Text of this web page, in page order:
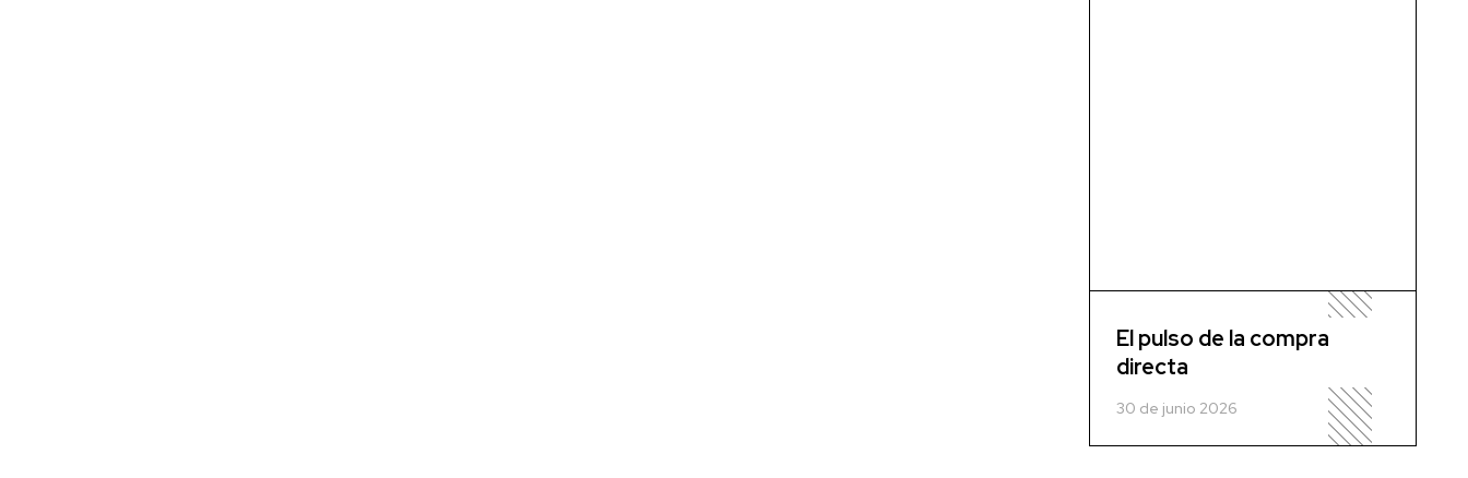
El pulso de la compra
directa
30 de junio 2026